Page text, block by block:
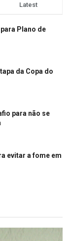
Latest
Plano de
da Copa do
para não se
evitar a fome em